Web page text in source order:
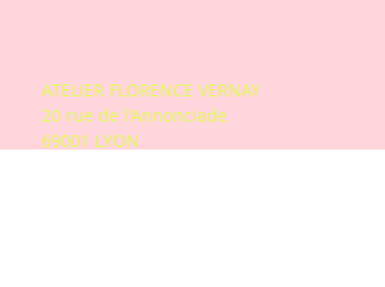
ATELIER FLORENCE VERNAY
20 rue de l'Annonciade
69001 LYON